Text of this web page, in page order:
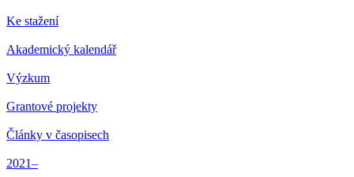
Ke stažení
Akademický kalendář
Výzkum
Grantové projekty
Články v časopisech
2021–